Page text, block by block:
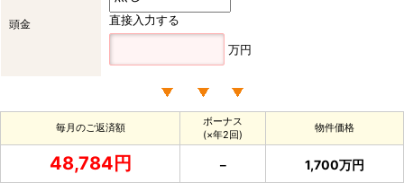
頭金 直接入力する
万円
毎月のご返済額
ボーナス
(×年2回)
物件価格
48,784円 － 1,700万円